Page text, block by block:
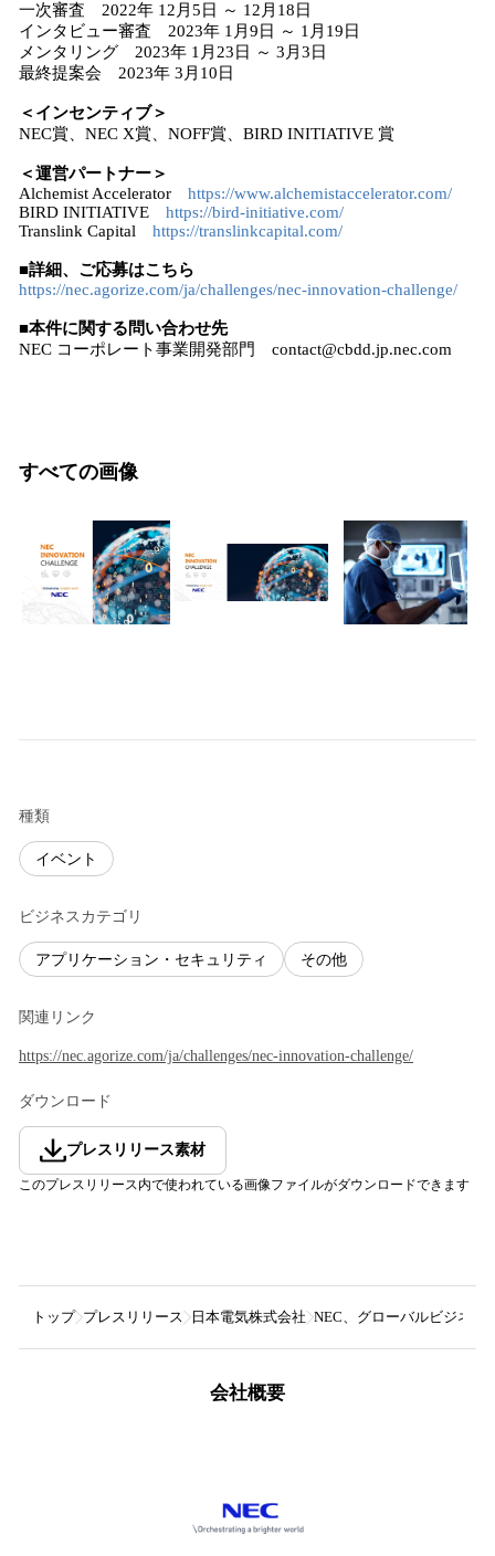
一次審査 2022年 12月5日 ～ 12月18日
インタビュー審査 2023年 1月9日 ～ 1月19日
メンタリング 2023年 1月23日 ～ 3月3日
最終提案会 2023年 3月10日
＜インセンティブ＞
NEC賞、NEC X賞、NOFF賞、BIRD INITIATIVE 賞
＜運営パートナー＞
Alchemist Accelerator https://www.alchemistaccelerator.com/
BIRD INITIATIVE https://bird-initiative.com/
Translink Capital https://translinkcapital.com/
■詳細、ご応募はこちら
https://nec.agorize.com/ja/challenges/nec-innovation-challenge/
■本件に関する問い合わせ先
NEC コーポレート事業開発部門 contact@cbdd.jp.nec.com
すべての画像
種類
イベント
ビジネスカテゴリ
アプリケーション・セキュリティ その他
関連リンク
https://nec.agorize.com/ja/challenges/nec-innovation-challenge/
ダウンロード
プレスリリース素材
このプレスリリース内で使われている画像ファイルがダウンロードできます
トップ プレスリリース 日本電気株式会社 NEC、グローバルビジネス
会社概要